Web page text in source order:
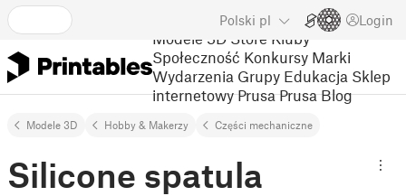
Polski pl Login
Modele 3D Store Kluby
Społeczność Konkursy Marki
Wydarzenia Grupy Edukacja Sklep
internetowy Prusa Prusa Blog
Modele 3D Hobby & Makerzy Części mechaniczne
Silicone spatula